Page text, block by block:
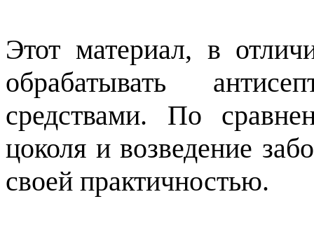
Этот материал, в
обрабатывать
средствами. По
цоколя и возведение
своей практичностью.